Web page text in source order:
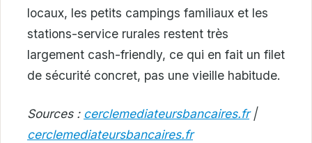
locaux, les petits campings familiaux et les
stations-service rurales restent très
largement cash-friendly, ce qui en fait un filet
de sécurité concret, pas une vieille habitude.
Sources : cerclemediateursbancaires.fr|
cerclemediateursbancaires.fr